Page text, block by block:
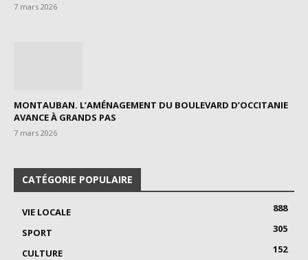
7 mars 2026
MONTAUBAN. L’AMÉNAGEMENT DU BOULEVARD D’OCCITANIE
AVANCE À GRANDS PAS
7 mars 2026
CATÉGORIE POPULAIRE
VIE LOCALE
888
SPORT
305
CULTURE
152